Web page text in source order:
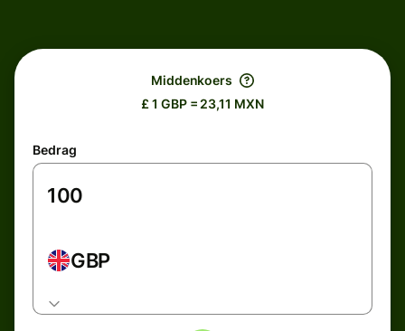
Middenkoers
£ 1 GBP = 23,11 MXN
Bedrag
GBP